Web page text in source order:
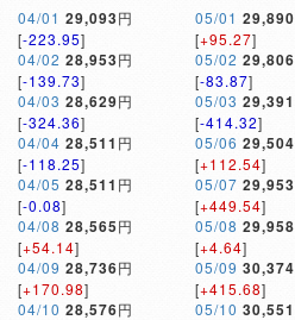
04/01 29,093円
[-223.95]
04/02 28,953円
[-139.73]
04/03 28,629円
[-324.36]
04/04 28,511 円
[-118.25]
04/05 28,511 円
[-0.08]
04/08 28,565円
[+54.14]
04/09 28,736円
[+170.98]
04/10 28,576円
05/01 29,890
[+95.27]
05/02 29,806
[-83.87]
05/03 29,391
[-414.32]
05/06 29,504
[+112.54]
05/07 29,953
[+449.54]
05/08 29,958
[+4.64]
05/09 30,374
[+415.68]
05/10 30,551